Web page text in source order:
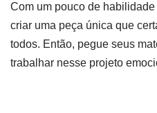
Com um pouco de
criar uma peça única que
todos. Então, pegue seus
trabalhar nesse projeto